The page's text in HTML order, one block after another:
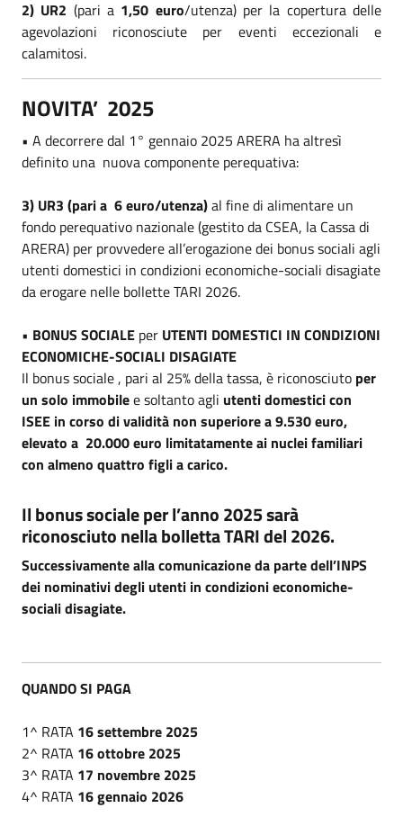
2) UR2 (pari a 1,50 euro/utenza) per la copertura delle
agevolazioni riconosciute per eventi eccezionali e
calamitosi.
NOVITA’ 2025
• A decorrere dal 1° gennaio 2025 ARERA ha altresì
definito una nuova componente perequativa:
3) UR3 (pari a 6 euro/utenza)al fine di alimentare un
fondo perequativo nazionale (gestito da CSEA, la Cassa di
ARERA) per provvedere all’erogazione dei bonus sociali agli
utenti domestici in condizioni economiche-sociali disagiate
da erogare nelle bollette TARI 2026.
• BONUS SOCIALE per UTENTI DOMESTICI IN CONDIZIONI
ECONOMICHE-SOCIALI DISAGIATE
Il bonus sociale , pari al 25% della tassa, è riconosciuto per
un solo immobilee soltanto agli utenti domestici con
ISEE in corso di validità non superiore a 9.530 euro,
elevato a 20.000 euro limitatamente ai nuclei familiari
con almeno quattro figli a carico.
Il bonus sociale per l’anno 2025 sarà
riconosciuto nella bolletta TARI del 2026.
Successivamente alla comunicazione da parte dell’INPS
dei nominativi degli utenti in condizioni economiche-
sociali disagiate.
QUANDO SI PAGA
1^ RATA 16 settembre 2025
2^ RATA 16 ottobre 2025
3^ RATA 17 novembre 2025
4^ RATA 16 gennaio 2026